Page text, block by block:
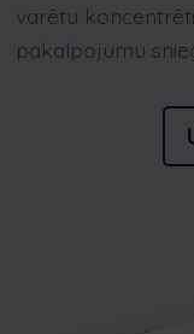
varētu
pakalpojumu